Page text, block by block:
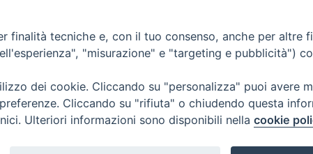
Paolini
sul carisma
Giacomo Alberione
finalità tecniche e, con il tuo consenso, anche per altre
"misurazione" e "targeting e pubblicità")
dei cookie. Cliccando su "personalizza" puoi avere
Cliccando su "rifiuta" o chiudendo questa
Ulteriori informazioni sono disponibili nella cookie